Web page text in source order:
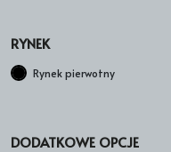
RYNEK
Rynek pierwotny
DODATKOWE OPCJE